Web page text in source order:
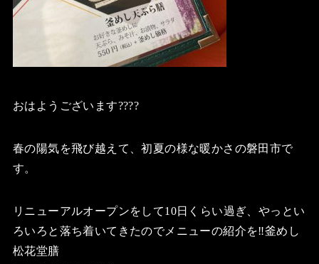
おはようございます????
春の陽気を飛び越えて、初夏の様な暖かさの磐田市で
す。
リニューアルオープンをして10日くらい過ぎ、やっとい
ろいろと落ち着いてきたのでメニューの紹介を‼️釜めし
松花堂膳